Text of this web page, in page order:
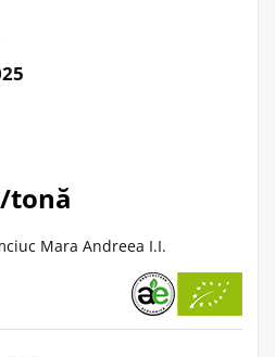
tonă
Mara Andreea I.I.